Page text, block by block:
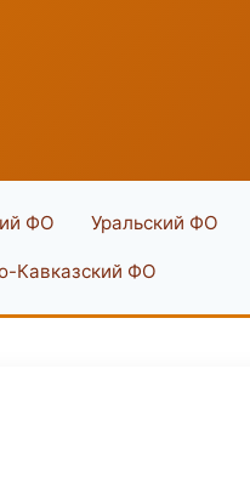
ФО Уральский ФО
Кавказский ФО